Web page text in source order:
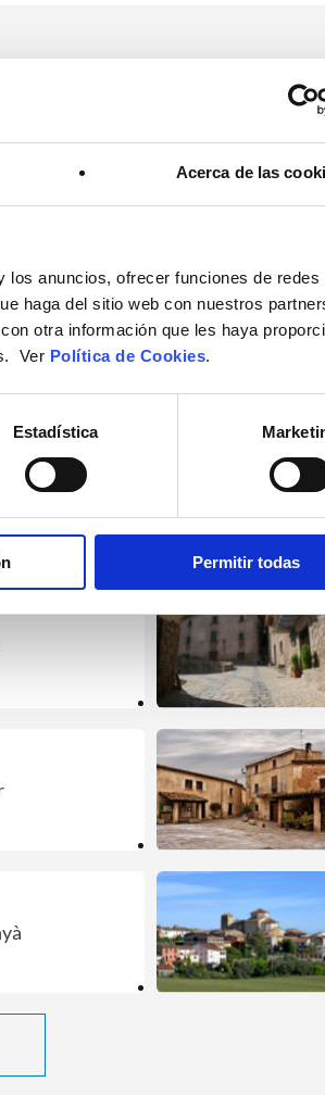
Acerca de las
anuncios, ofrecer funciones de redes
haga del sitio web con nuestros
otra información que les haya
Ver Política de Cookies.
Estadística
Permitir todas